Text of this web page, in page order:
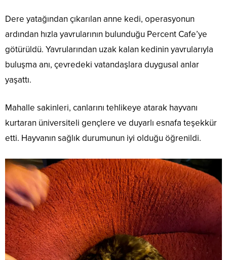
Dere yatağından çıkarılan anne kedi, operasyonun
ardından hızla yavrularının bulunduğu Percent Cafe’ye
götürüldü. Yavrularından uzak kalan kedinin yavrularıyla
buluşma anı, çevredeki vatandaşlara duygusal anlar
yaşattı.
Mahalle sakinleri, canlarını tehlikeye atarak hayvanı
kurtaran üniversiteli gençlere ve duyarlı esnafa teşekkür
etti. Hayvanın sağlık durumunun iyi olduğu öğrenildi.